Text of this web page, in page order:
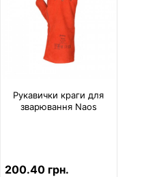
Рукавички краги для
зварювання Naos
200.40 грн.